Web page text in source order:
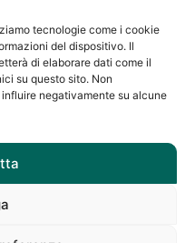
tecnologie come i cookie
del dispositivo. Il
di elaborare dati come il
su questo sito. Non
negativamente su alcune
5 – Monticelli Terme
– Registro imprese di
Beltrami